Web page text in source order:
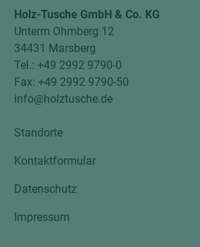
Holz-Tusche GmbH & Co. KG
Unterm Ohmberg 12
34431 Marsberg
Tel.: +49 2992 9790-0
Fax: +49 2992 9790-50
info@holztusche.de
Standorte
Kontaktformular
Datenschutz
Impressum